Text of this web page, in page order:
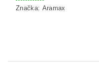
Značka: Aramax